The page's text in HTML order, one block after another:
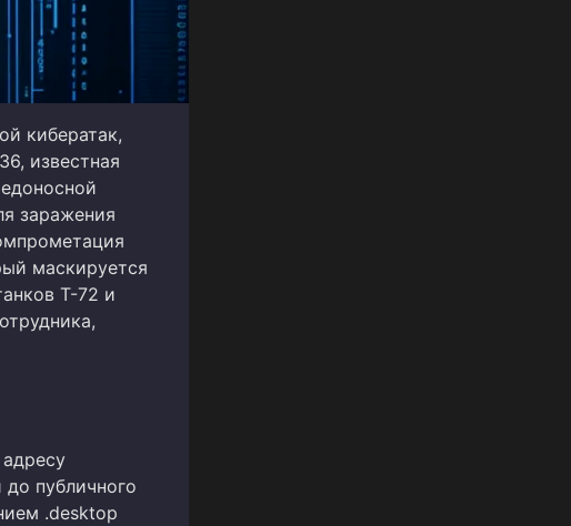
кибератак,
известная
заражения
маскируется
Т-72 и
публичного
.desktop